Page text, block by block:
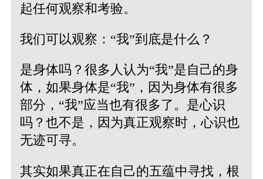
起任何观察和考验。
我们可以观察：“我”到底是什么？
是身体吗？很多人认为“我”是自己的身
体，如果身体是“我”，因为身体有很多
部分，“我”应当也有很多了。是心识
吗？也不是，因为真正观察时，心识也
无迹可寻。
其实如果真正在自己的五蕴中寻找，根